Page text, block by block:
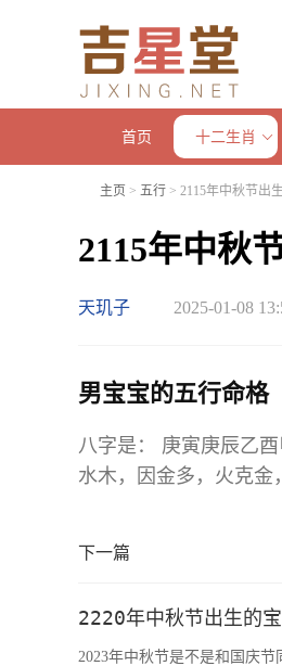
首页 十二生肖
主页 > 五行 > 2115年中秋节出
2115年中秋
天玑子 2025-01-08
男宝宝的五行命格
八字是： 庚寅庚辰乙
水木，因金多，火克金
下一篇
2220年中秋节出生的
2023年中秋节是不是和国庆